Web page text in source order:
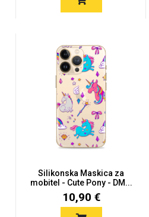
Silikonska Maskica za
mobitel - Cute Pony - DM...
10,90 €